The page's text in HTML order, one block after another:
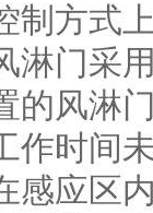
制方式
淋门采
的风淋
作时间
感应区